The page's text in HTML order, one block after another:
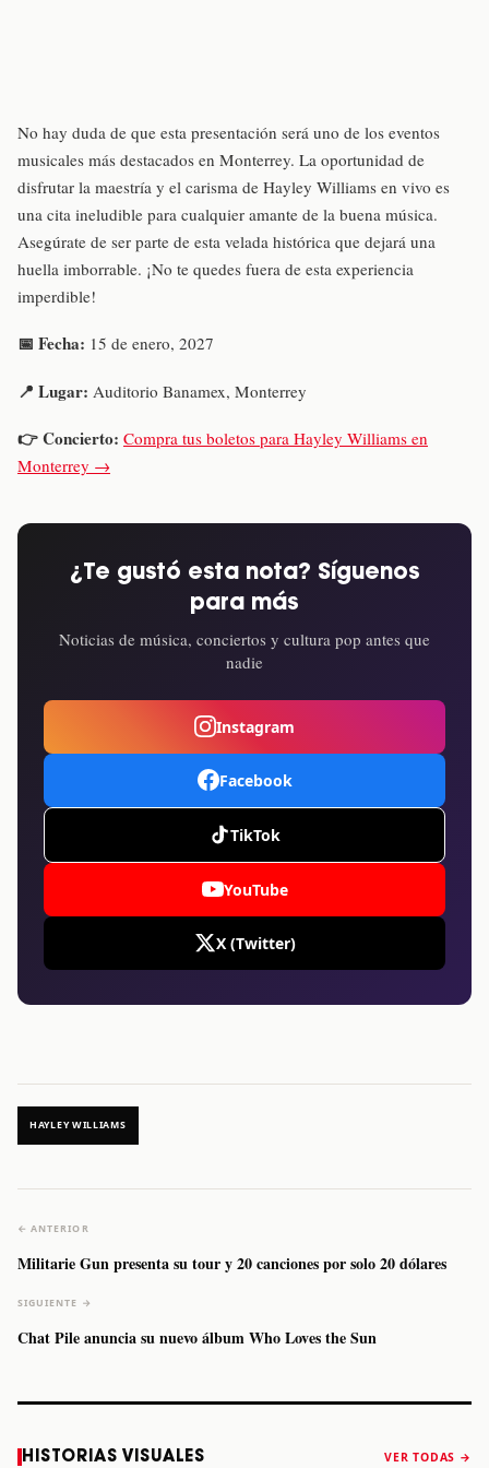
No hay duda de que esta presentación será uno de los eventos
musicales más destacados en Monterrey. La oportunidad de
disfrutar la maestría y el carisma de Hayley Williams en vivo es
una cita ineludible para cualquier amante de la buena música.
Asegúrate de ser parte de esta velada histórica que dejará una
huella imborrable. ¡No te quedes fuera de esta experiencia
imperdible!
📅 Fecha: 15 de enero, 2027
📍 Lugar: Auditorio Banamex, Monterrey
👉 Concierto: Compra tus boletos para Hayley Williams en
Monterrey →
¿Te gustó esta nota? Síguenos
para más
Noticias de música, conciertos y cultura pop antes que
nadie
Instagram
Facebook
TikTok
YouTube
X (Twitter)
HAYLEY WILLIAMS
← ANTERIOR
Militarie Gun presenta su tour y 20 canciones por solo 20 dólares
SIGUIENTE →
Chat Pile anuncia su nuevo álbum Who Loves the Sun
HISTORIAS VISUALES VER TODAS →
Caifanes regresa
a Monterrey el
Fallece Felipe
Staiti, guitarrista
anuncia “Reality